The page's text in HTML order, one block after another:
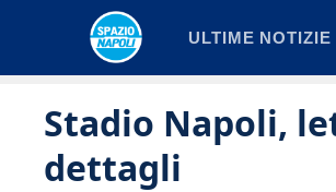
ULTIME NOTIZIE
Stadio Napoli,
dettagli